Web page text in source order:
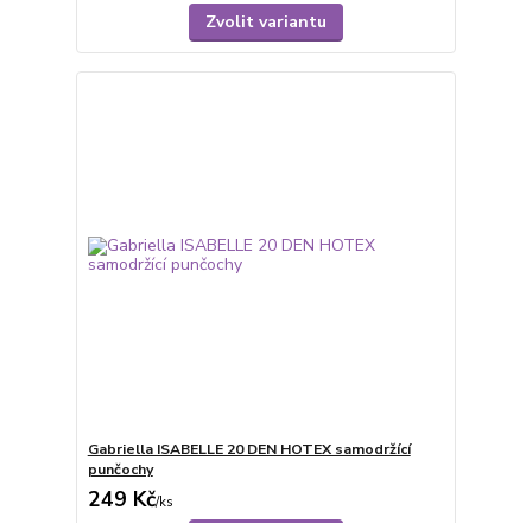
Zvolit variantu
Gabriella ISABELLE 20 DEN HOTEX samodržící
punčochy
249 Kč/ks